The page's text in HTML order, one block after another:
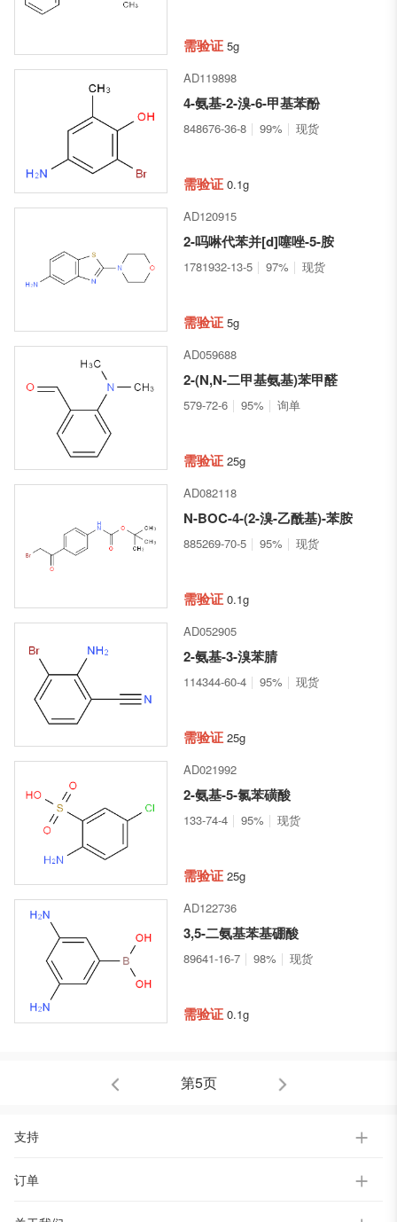
需验证 5g
AD119898
4-氨基-2-溴-6-甲基苯酚
848676-36-8 99% 现货
需验证 0.1g
AD120915
2-吗啉代苯并[d]噻唑-5-胺
1781932-13-5 97% 现货
需验证 5g
AD059688
2-(N,N-二甲基氨基)苯甲醛
579-72-6 95% 询单
需验证 25g
AD082118
N-BOC-4-(2-溴-乙酰基)-苯胺
885269-70-5 95% 现货
需验证 0.1g
AD052905
2-氨基-3-溴苯腈
114344-60-4 95% 现货
需验证 25g
AD021992
2-氨基-5-氯苯磺酸
133-74-4 95% 现货
需验证 25g
AD122736
3,5-二氨基苯基硼酸
89641-16-7 98% 现货
需验证 0.1g
第5页
支持
订单